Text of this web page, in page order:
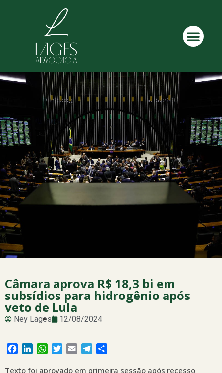
Câmara aprova R$ 18,3 bi em
subsídios para hidrogênio após
veto de Lula
Ney Lages 12/08/2024
Facebook
LinkedInWhatsApp
Twitter
Email Telegram
Texto foi aprovado em primeira sessão após recesso